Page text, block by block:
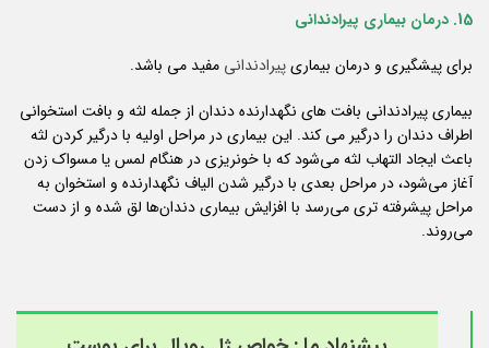
15. درمان بیماری پیرادندانی
برای پیشگیری و درمان بیماریپیرادندانی مفید می باشد.
بیماری پیرادندانی بافت‌ های نگهدارنده دندان‌ از جمله لثه و بافت استخوانی
اطراف دندان را درگیر می کند. این بیماری در مراحل اولیه با درگیر کردن لثه
باعث ایجاد التهاب لثه می‌شود که با خونریزی در هنگام لمس یا مسواک زدن
آغاز می‌شود، در مراحل بعدی با درگیر شدن الیاف نگهدارنده و استخوان به
مراحل پیشرفته تری می‌رسد با افزایش بیماری دندان‌ها لق شده و از دست
می‌روند.